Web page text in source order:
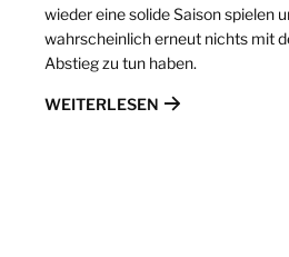
wieder eine solide Saison spielen
wahrscheinlich erneut nichts mit
Abstieg zu tun haben.
WEITERLESEN